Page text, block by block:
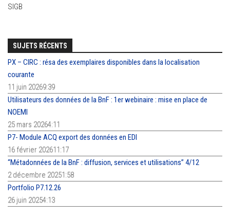
SIGB
SUJETS RÉCENTS
PX – CIRC : résa des exemplaires disponibles dans la localisation
courante
11 juin 20269:39
Utilisateurs des données de la BnF : 1er webinaire : mise en place de
NOEMI
25 mars 20264:11
P7- Module ACQ export des données en EDI
16 février 202611:17
“Métadonnées de la BnF : diffusion, services et utilisations” 4/12
2 décembre 20251:58
Portfolio P7.12.26
26 juin 20254:13